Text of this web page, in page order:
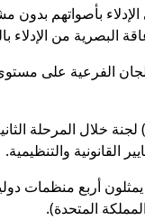
الإدلاء بأصواتهم
البصرية من الإدلاء
أعضائها، إلى تغطية 19% من
وتستهدف البعثة زيارة (720) لجنة انتخابية
القانونية والتنظيمية.
أن “ائتلاف نزاهة” يُضم في تشكيله (34)
المتحدة).